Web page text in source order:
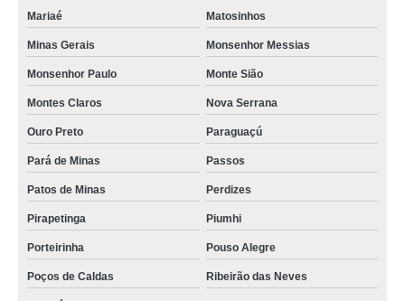
Mariaé Matosinhos
Minas Gerais Monsenhor Messias
Monsenhor Paulo Monte Sião
Montes Claros Nova Serrana
Ouro Preto Paraguaçú
Pará de Minas Passos
Patos de Minas Perdizes
Pirapetinga Piumhi
Porteirinha Pouso Alegre
Poços de Caldas Ribeirão das Neves